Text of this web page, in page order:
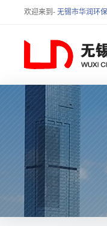
欢迎来到- 无锡市华润环